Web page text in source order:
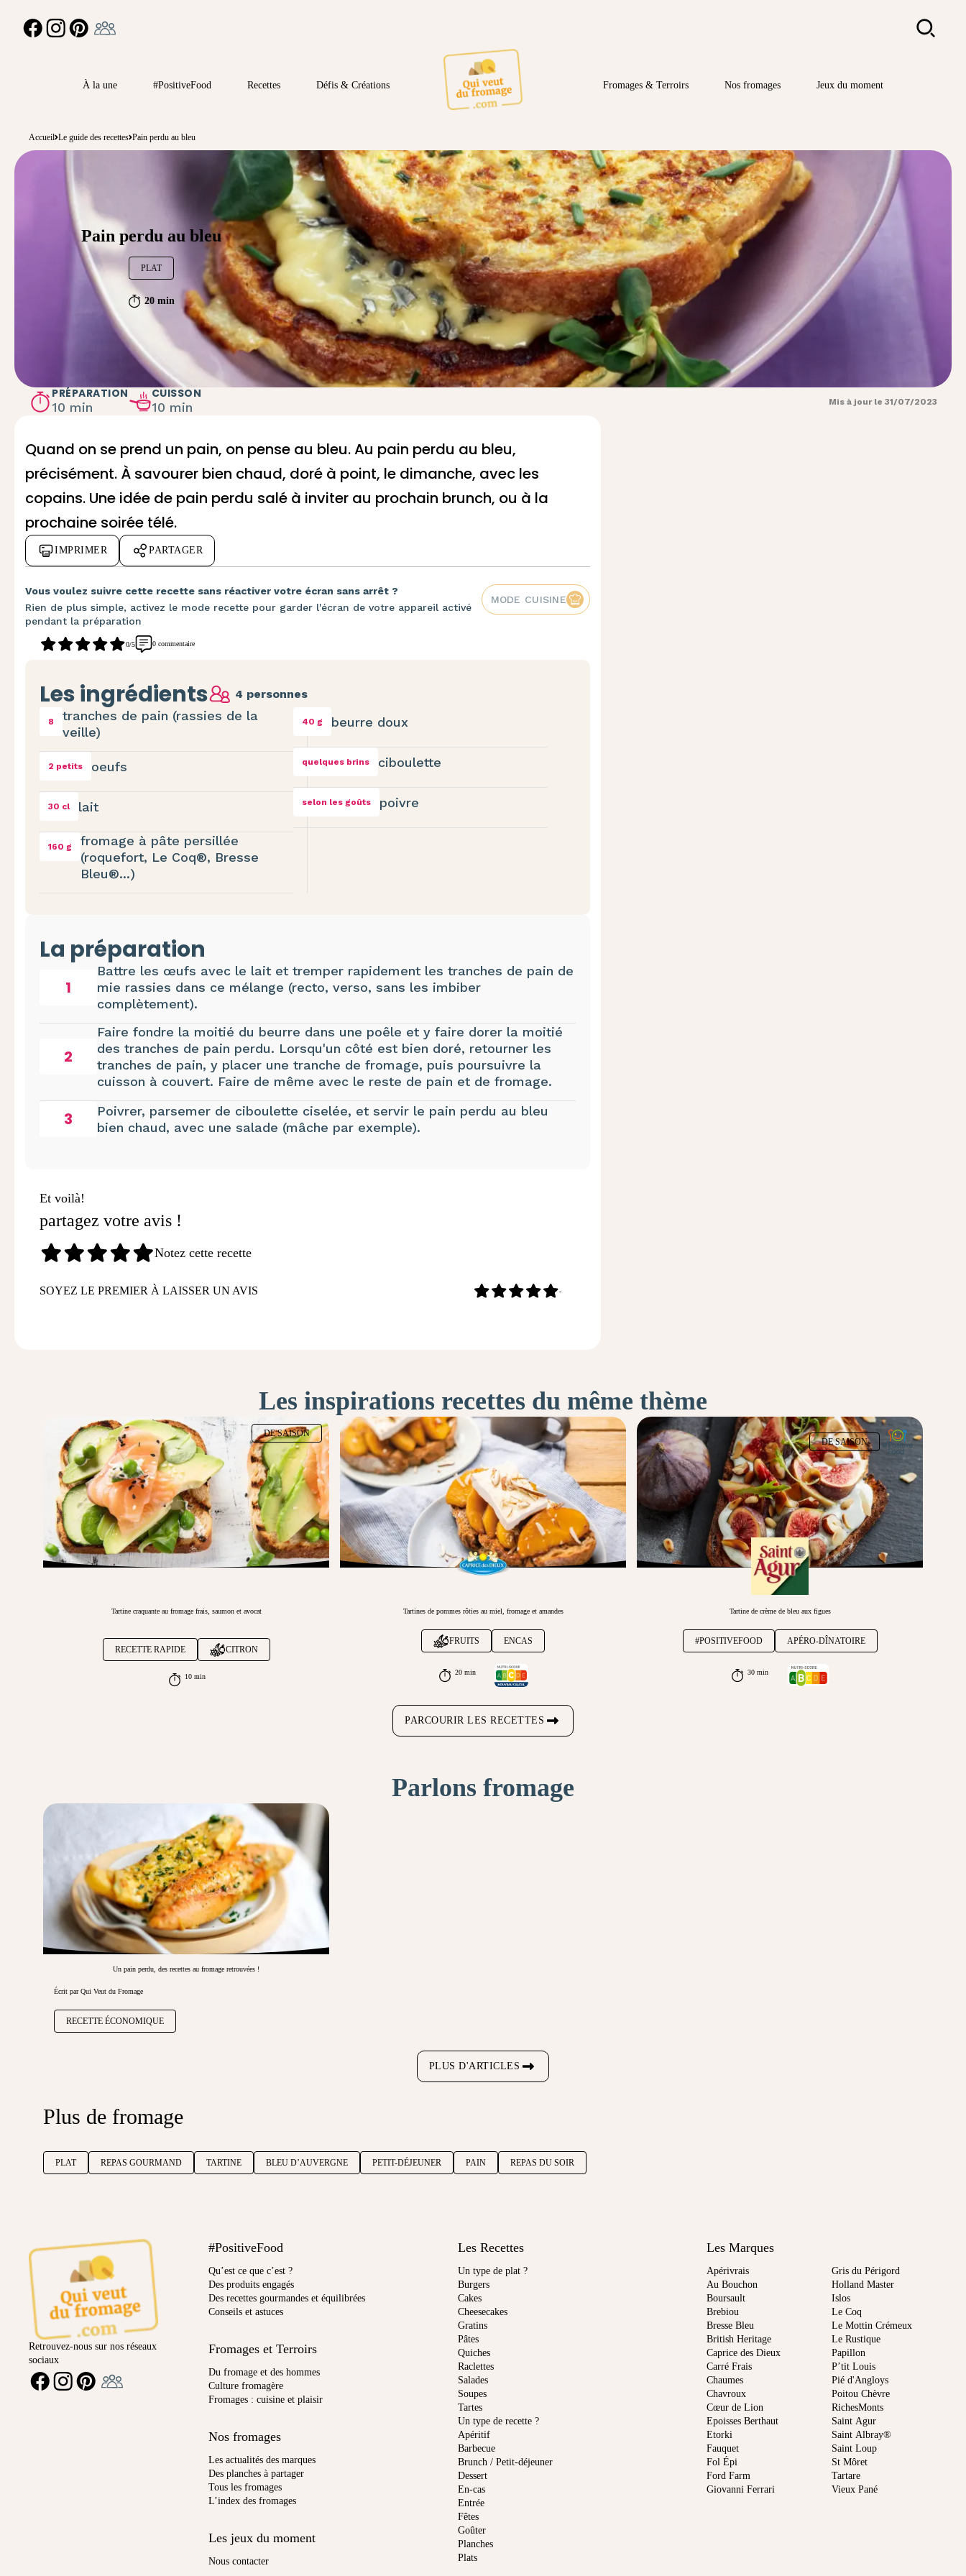
FACEBOOKINSTAGRAMPINTEREST Rechercher
À la une #PositiveFood Recettes Défis & Créations Fromages & Terroirs Nos fromages Jeux du moment
Accueil Le guide des recettes Pain perdu au bleu
Pain perdu au bleu
PLAT
20 min
PRÉPARATION
10 min
CUISSON
10 min Mis à jour le 31/07/2023
Quand on se prend un pain, on pense au bleu. Au pain perdu au bleu,
précisément. À savourer bien chaud, doré à point, le dimanche, avec les
copains. Une idée de pain perdu salé à inviter au prochain brunch, ou à la
prochaine soirée télé.
IMPRIMER PARTAGER
Vous voulez suivre cette recette sans réactiver votre écran sans arrêt ?
Rien de plus simple, activez le mode recette pour garder l'écran de votre appareil activé
pendant la préparation
MODE CUISINE
0/5 0 commentaire
Les ingrédients 4 personnes
8
tranches de pain (rassies de la
veille)
2 petits oeufs
30 cl lait
160 g
fromage à pâte persillée
(roquefort, Le Coq®, Bresse
Bleu®...)
40 g beurre doux
quelques brins ciboulette
selon les goûts poivre
La préparation
1
Battre les œufs avec le lait et tremper rapidement les tranches de pain de
mie rassies dans ce mélange (recto, verso, sans les imbiber
complètement).
2
Faire fondre la moitié du beurre dans une poêle et y faire dorer la moitié
des tranches de pain perdu. Lorsqu'un côté est bien doré, retourner les
tranches de pain, y placer une tranche de fromage, puis poursuivre la
cuisson à couvert. Faire de même avec le reste de pain et de fromage.
3
Poivrer, parsemer de ciboulette ciselée, et servir le pain perdu au bleu
bien chaud, avec une salade (mâche par exemple).
Et voilà!
partagez votre avis !
Notez cette recette
SOYEZ LE PREMIER À LAISSER UN AVIS -
Les inspirations recettes du même thème
DE SAISON
Tartine craquante au fromage frais, saumon et avocat
RECETTE RAPIDE CITRON
10 min
Tartines de pommes rôties au miel, fromage et amandes
FRUITS ENCAS
20 min
DE SAISON
Tartine de crème de bleu aux figues
#POSITIVEFOOD APÉRO-DÎNATOIRE
30 min
PARCOURIR LES RECETTES
Parlons fromage
Un pain perdu, des recettes au fromage retrouvées !
Écrit par Qui Veut du Fromage
RECETTE ÉCONOMIQUE
PLUS D'ARTICLES
Plus de fromage
PLAT REPAS GOURMAND TARTINE BLEU D’AUVERGNE PETIT-DÉJEUNER PAIN REPAS DU SOIR
Retrouvez-nous sur nos réseaux
sociaux
FACEBOOKINSTAGRAMPINTEREST
#PositiveFood
Qu’est ce que c’est ?
Des produits engagés
Des recettes gourmandes et équilibrées
Conseils et astuces
Fromages et Terroirs
Du fromage et des hommes
Culture fromagère
Fromages : cuisine et plaisir
Nos fromages
Les actualités des marques
Des planches à partager
Tous les fromages
L’index des fromages
Les jeux du moment
Nous contacter
Les Recettes
Un type de plat ?
Burgers
Cakes
Cheesecakes
Gratins
Pâtes
Quiches
Raclettes
Salades
Soupes
Tartes
Un type de recette ?
Apéritif
Barbecue
Brunch / Petit-déjeuner
Dessert
En-cas
Entrée
Fêtes
Goûter
Planches
Plats
Les Marques
Apérivrais
Au Bouchon
Boursault
Brebiou
Bresse Bleu
British Heritage
Caprice des Dieux
Carré Frais
Chaumes
Chavroux
Cœur de Lion
Epoisses Berthaut
Etorki
Fauquet
Fol Épi
Ford Farm
Giovanni Ferrari
Gris du Périgord
Holland Master
Islos
Le Coq
Le Mottin Crémeux
Le Rustique
Papillon
P’tit Louis
Pié d'Angloys
Poitou Chèvre
RichesMonts
Saint Agur
Saint Albray®
Saint Loup
St Môret
Tartare
Vieux Pané